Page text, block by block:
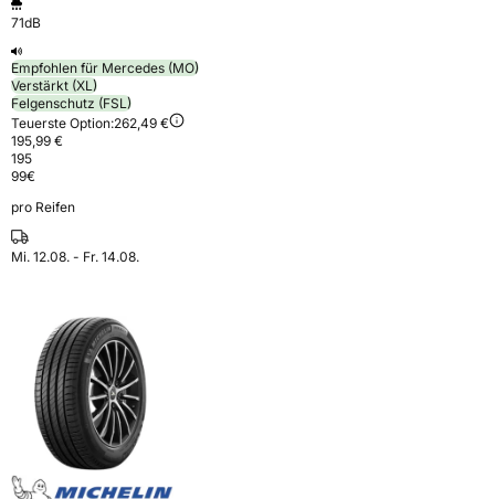
71dB
Empfohlen für Mercedes (MO)
Verstärkt (XL)
Felgenschutz (FSL)
Teuerste Option:262,49 €
195,99 €
195
99€
pro Reifen
Mi. 12.08. - Fr. 14.08.